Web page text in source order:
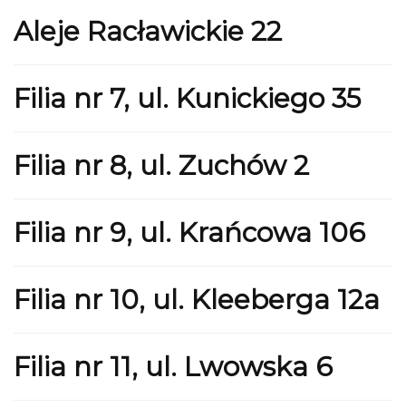
Aleje Racławickie 22
Filia nr 7, ul. Kunickiego 35
Filia nr 8, ul. Zuchów 2
Filia nr 9, ul. Krańcowa 106
Filia nr 10, ul. Kleeberga 12a
Filia nr 11, ul. Lwowska 6